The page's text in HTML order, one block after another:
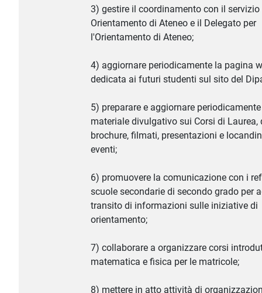
3) gestire il coordinamento con il servizio
Orientamento di Ateneo e il Delegato per
l'Orientamento di Ateneo;
4) aggiornare periodicamente la pagina
dedicata ai futuri studenti sul sito del
5) preparare e aggiornare
materiale divulgativo sui Corsi di Laurea,
brochure, filmati, presentazioni e
eventi;
6) promuovere la comunicazione con i
scuole secondarie di secondo grado per
transito di informazioni sulle iniziative di
orientamento;
7) collaborare a organizzare corsi
matematica e fisica per le matricole;
8) mettere in atto attività di